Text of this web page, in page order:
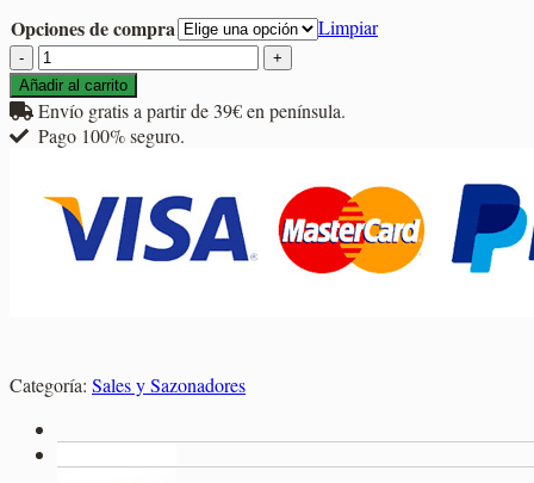
hasta
Opciones de compra
Limpiar
Sazonador
Ensaladas
cantidad
Añadir al carrito
Envío gratis a partir de 39€ en península.
Pago 100% seguro.
Categoría: Sales y Sazonadores